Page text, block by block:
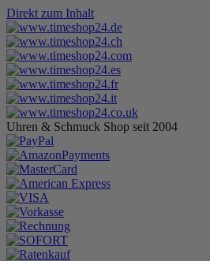
Direkt zum Inhalt
Uhren & Schmuck Shop seit 2004